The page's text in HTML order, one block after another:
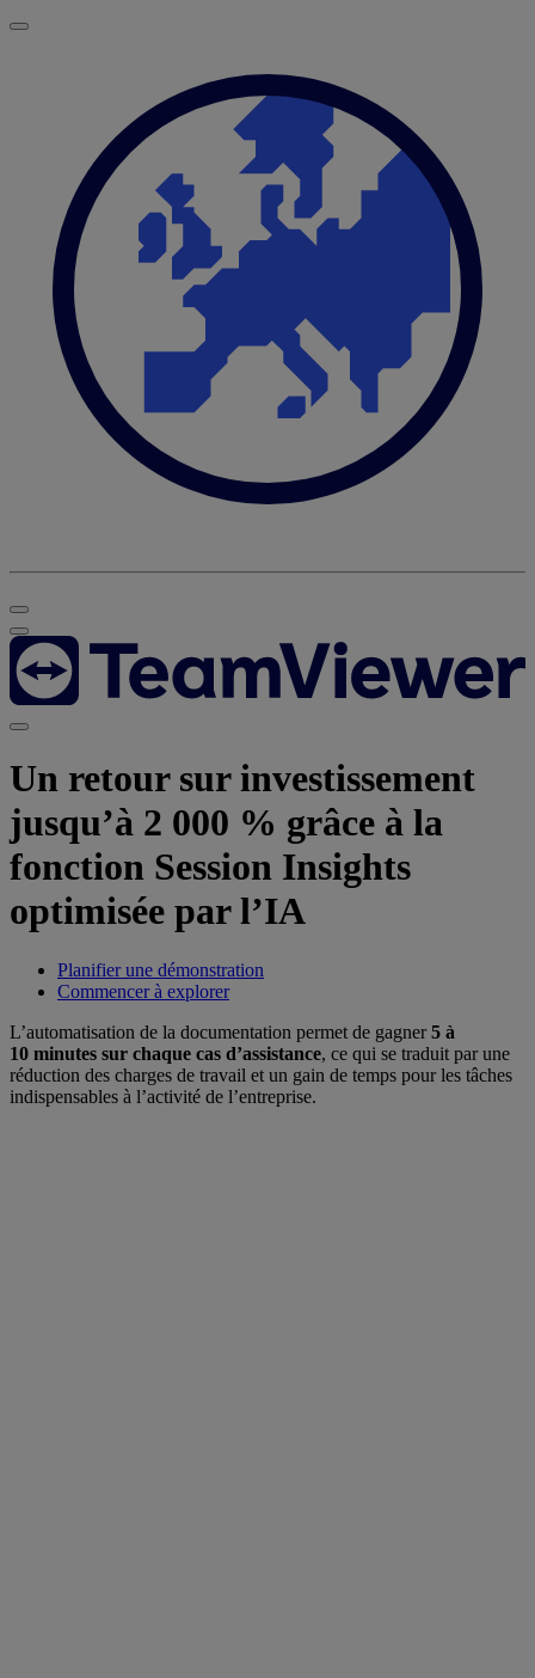
Un retour sur investissement
jusqu’à 2 000 % grâce à la
fonction Session Insights
optimisée par l’IA
Planifier une démonstration
Commencer à explorer
L’automatisation de la documentation permet de gagner5 à
10 minutes sur chaque cas d’assistance, ce qui se traduit par une
réduction des charges de travail et un gain de temps pour les tâches
indispensables à l’activité de l’entreprise.